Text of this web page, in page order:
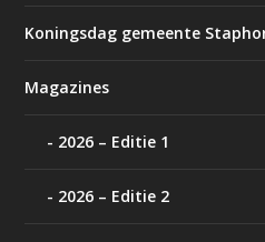
Koningsdag gemeente
Magazines
2026 – Editie 1
2026 – Editie 2